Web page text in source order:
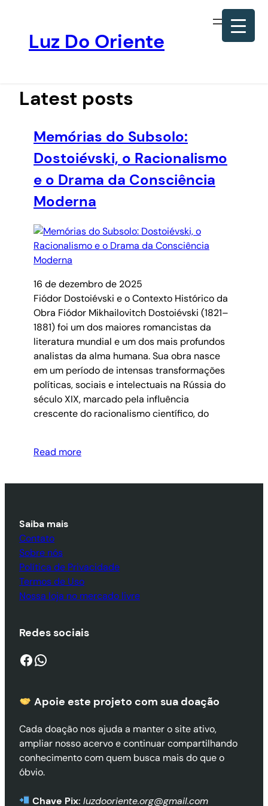
conteúdo
Luz Do Oriente
Latest posts
Memórias do Subsolo:
Dostoiévski, o Racionalismo
e o Drama da Consciência
Moderna
16 de dezembro de 2025
Fiódor Dostoiévski e o Contexto Histórico da
Obra Fiódor Mikhailovitch Dostoiévski (1821–
1881) foi um dos maiores romancistas da
literatura mundial e um dos mais profundos
analistas da alma humana. Sua obra nasce
em um período de intensas transformações
políticas, sociais e intelectuais na Rússia do
século XIX, marcado pela influência
crescente do racionalismo científico, do
Read more
Saiba mais
Contato
Sobre nós
Política de Privacidade
Termos de Uso
Nossa loja no mercado livre
Redes sociais
Facebook WhatsApp
Apoie este projeto com sua doação
Cada doação nos ajuda a manter o site ativo,
ampliar nosso acervo e continuar compartilhando
conhecimento com quem busca mais do que o
óbvio.
Chave Pix: luzdooriente.org@gmail.com